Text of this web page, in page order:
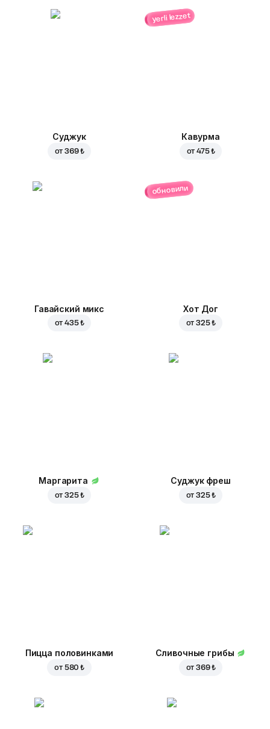
Суджук
от369 ₺
yerli lezzet
Кавурма
от475 ₺
Гавайский микс
от435 ₺
обновили
Хот Дог
от325 ₺
Маргарита
от325 ₺
Суджук фреш
от325 ₺
Пицца половинками
от 580 ₺
Сливочные грибы
от369 ₺